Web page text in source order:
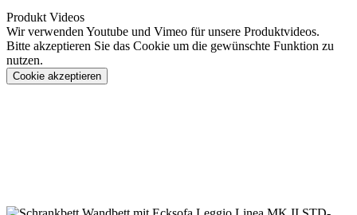
Produkt Videos
Wir verwenden Youtube und Vimeo für unsere Produktvideos.
Bitte akzeptieren Sie das Cookie um die gewünschte Funktion zu
nutzen.
Cookie akzeptieren